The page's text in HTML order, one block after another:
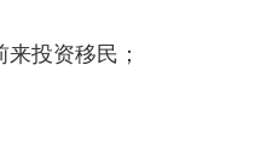
投资移民；